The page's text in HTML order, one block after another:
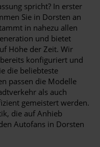
spricht? In erster
Sie in Dorsten an
in nahezu allen
und bietet
Höhe der Zeit. Wir
konfiguriert und
die beliebteste
passen die Modelle
als auch
gemeistert werden.
die auf Anhieb
Autofans in Dorsten